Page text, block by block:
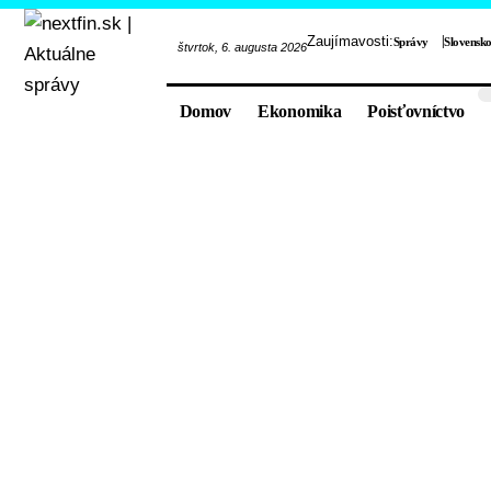
štvrtok, 6. augusta 2026Zaujímavosti:Správy Slovensko
Domov Ekonomika Poisťovníctvo